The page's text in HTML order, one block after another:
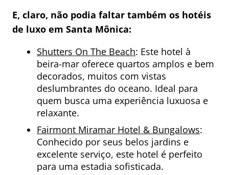
E, claro, não podia faltar também os hotéis
de luxo em Santa Mônica:
Shutters On The Beach: Este hotel à
beira-mar oferece quartos amplos e bem
decorados, muitos com vistas
deslumbrantes do oceano. Ideal para
quem busca uma experiência luxuosa e
relaxante.
Fairmont Miramar Hotel & Bungalows:
Conhecido por seus belos jardins e
excelente serviço, este hotel é perfeito
para uma estadia sofisticada.